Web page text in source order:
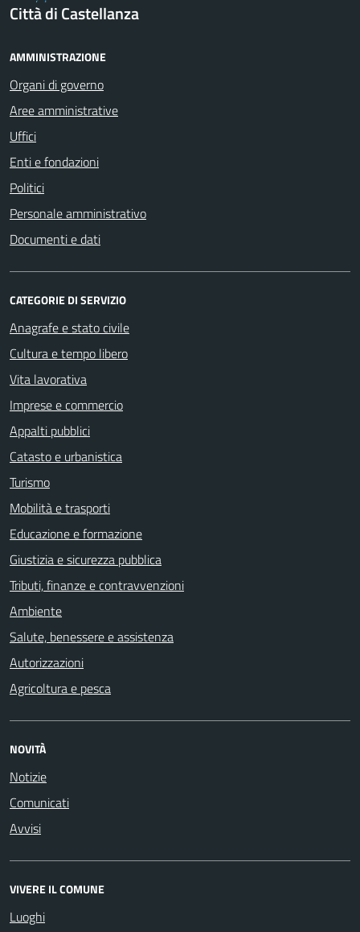
Città di Castellanza
AMMINISTRAZIONE
Organi di governo
Aree amministrative
Uffici
Enti e fondazioni
Politici
Personale amministrativo
Documenti e dati
CATEGORIE DI SERVIZIO
Anagrafe e stato civile
Cultura e tempo libero
Vita lavorativa
Imprese e commercio
Appalti pubblici
Catasto e urbanistica
Turismo
Mobilità e trasporti
Educazione e formazione
Giustizia e sicurezza pubblica
Tributi, finanze e contravvenzioni
Ambiente
Salute, benessere e assistenza
Autorizzazioni
Agricoltura e pesca
NOVITÀ
Notizie
Comunicati
Avvisi
VIVERE IL COMUNE
Luoghi